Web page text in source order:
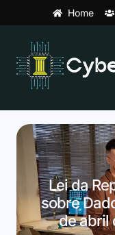
Home
Lei da
sobre
de abril